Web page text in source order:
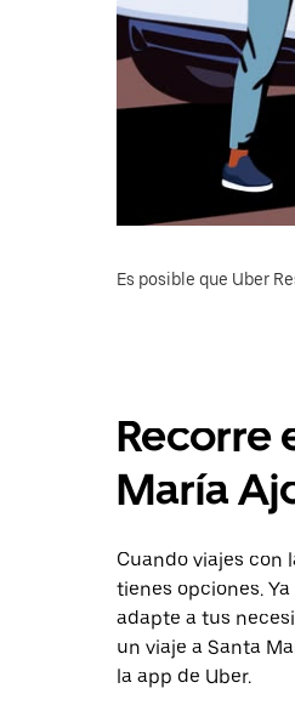
Es posible que Uber
Recorre
María
Cuando viajes con
tienes opciones.
adapte a tus
un viaje a Santa
la app de Uber.